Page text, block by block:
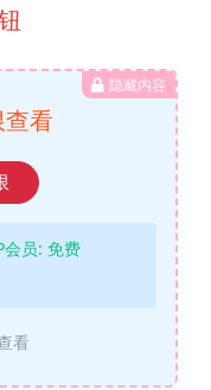
隐藏内容
看
会员: 免费
看